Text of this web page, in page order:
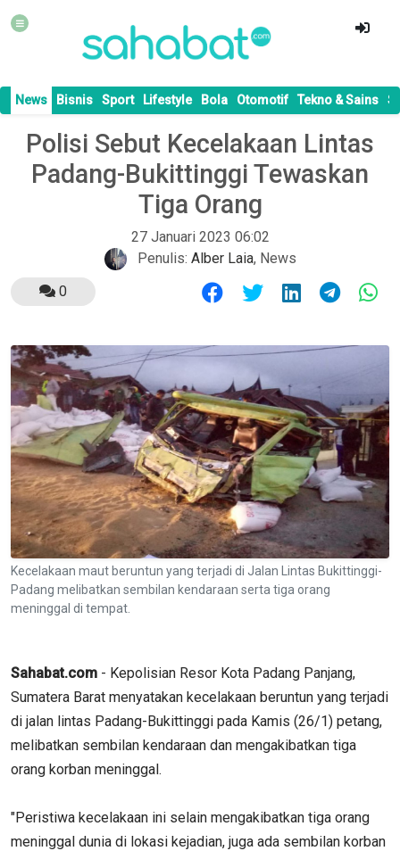
News Bisnis Sport Lifestyle Bola Otomotif Tekno & Sains
Polisi Sebut Kecelakaan Lintas
Padang-Bukittinggi Tewaskan
Tiga Orang
27 Januari 2023 06:02
Penulis: Alber Laia, News
0
Kecelakaan maut beruntun yang terjadi di Jalan Lintas Bukittinggi-
Padang melibatkan sembilan kendaraan serta tiga orang
meninggal di tempat.
Sahabat.com - Kepolisian Resor Kota Padang Panjang,
Sumatera Barat menyatakan kecelakaan beruntun yang terjadi
di jalan lintas Padang-Bukittinggi pada Kamis (26/1) petang,
melibatkan sembilan kendaraan dan mengakibatkan tiga
orang korban meninggal.
"Peristiwa kecelakaan ini selain mengakibatkan tiga orang
meninggal dunia di lokasi kejadian, juga ada sembilan korban